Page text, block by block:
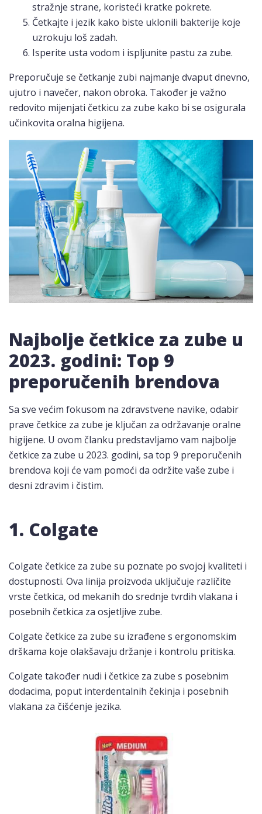
stražnje strane, koristeći kratke pokrete.
Četkajte i jezik kako biste uklonili bakterije koje
uzrokuju loš zadah.
Isperite usta vodom i ispljunite pastu za zube.
Preporučuje se četkanje zubi najmanje dvaput dnevno,
ujutro i navečer, nakon obroka. Također je važno
redovito mijenjati četkicu za zube kako bi se osigurala
učinkovita oralna higijena.
Najbolje četkice za zube u
2023. godini: Top 9
preporučenih brendova
Sa sve većim fokusom na zdravstvene navike, odabir
prave četkice za zube je ključan za održavanje oralne
higijene. U ovom članku predstavljamo vam najbolje
četkice za zube u 2023. godini, sa top 9 preporučenih
brendova koji će vam pomoći da održite vaše zube i
desni zdravim i čistim.
1. Colgate
Colgate četkice za zube su poznate po svojoj kvaliteti i
dostupnosti. Ova linija proizvoda uključuje različite
vrste četkica, od mekanih do srednje tvrdih vlakana i
posebnih četkica za osjetljive zube.
Colgate četkice za zube su izrađene s ergonomskim
drškama koje olakšavaju držanje i kontrolu pritiska.
Colgate također nudi i četkice za zube s posebnim
dodacima, poput interdentalnih čekinja i posebnih
vlakana za čišćenje jezika.